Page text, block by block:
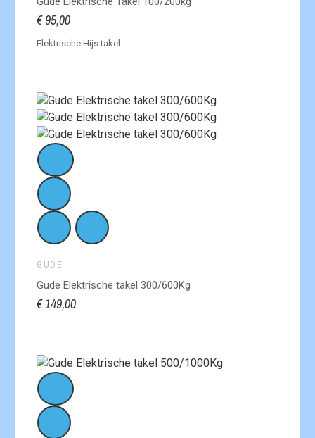
€ 95,00
Elektrische Hijs takel
GUDE
Gude Elektrische takel 300/600Kg
€ 149,00